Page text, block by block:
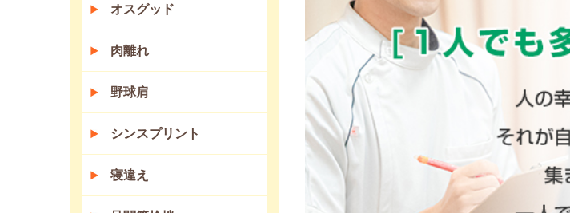
オスグッド
肉離れ
野球肩
シンスプリント
寝違え